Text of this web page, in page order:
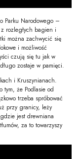
Parku Narodowego –
rozległych bagien i
można zachwycić się
i możliwość
czują się tu jak w
zostaje w pamięci.
i Kruszynianach.
tym, że Podlasie od
trzeba spróbować
przy granicy, leży
jest drewniana
za to towarzyszy